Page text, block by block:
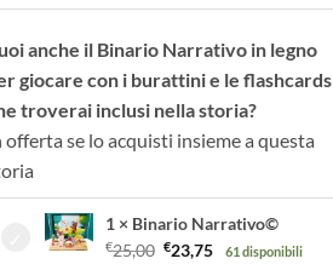
anche il Binario Narrativo in legno
giocare con i burattini e le flashcards
troverai inclusi nella storia?
offerta se lo acquisti insieme a questa
1 × Binario Narrativo©
€25,00 Il
€23,75Il
61 disponibili